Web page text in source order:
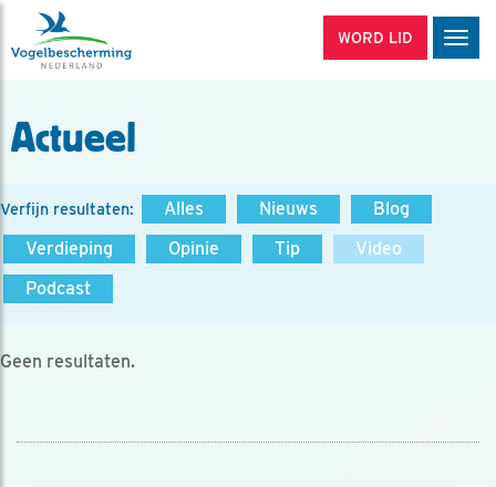
WORD LID
Actueel
Verfijn resultaten: Alles Nieuws
Blog
Verdieping
Opinie Tip
Video
Podcast
Geen resultaten.